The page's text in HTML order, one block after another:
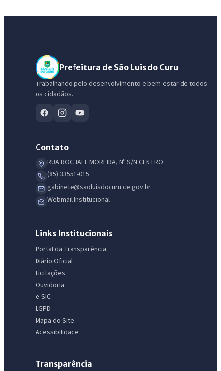
Prefeitura de São Luis do Curu
Trabalhando pelo desenvolvimento e bem-estar de todos
os cidadãos.
Contato
RUA ROCHAEL MOREIRA, Nº S/N CENTRO
(85) 33551-015
gabinete@saoluisdocuru.ce.gov.br
Webmail Institucional
Links Institucionais
Portal da Transparência
Diário Oficial
Licitações
Ouvidoria
e-SIC
LGPD
Mapa do Site
Acessibilidade
Transparência